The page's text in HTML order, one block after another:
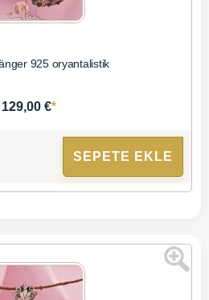
925 oryantalistik
129,00 €*
SEPETE EKLE